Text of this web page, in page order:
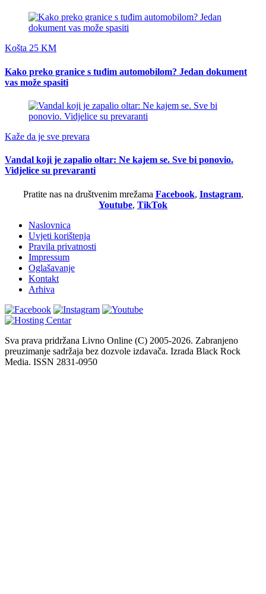
Košta 25 KM
Kako preko granice s tuđim automobilom? Jedan dokument
vas može spasiti
Kaže da je sve prevara
Vandal koji je zapalio oltar: Ne kajem se. Sve bi ponovio.
Vidjelice su prevaranti
Pratite nas na društvenim mrežama Facebook, Instagram,
Youtube, TikTok
Naslovnica
Uvjeti korištenja
Pravila privatnosti
Impressum
Oglašavanje
Kontakt
Arhiva
Sva prava pridržana Livno Online (C) 2005-2026. Zabranjeno
preuzimanje sadržaja bez dozvole izdavača. Izrada Black Rock
Media. ISSN 2831-0950